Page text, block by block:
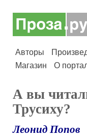
Авторы
Магазин
О
А вы
Трусиху?
Леонид Попов